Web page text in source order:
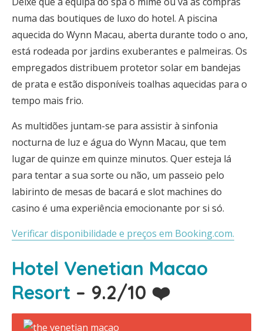
numa das boutiques de luxo do hotel. A piscina
aquecida do Wynn Macau, aberta durante todo o ano,
está rodeada por jardins exuberantes e palmeiras. Os
empregados distribuem protetor solar em bandejas
de prata e estão disponíveis toalhas aquecidas para o
tempo mais frio.
As multidões juntam-se para assistir à sinfonia
nocturna de luz e água do Wynn Macau, que tem
lugar de quinze em quinze minutos. Quer esteja lá
para tentar a sua sorte ou não, um passeio pelo
labirinto de mesas de bacará e slot machines do
casino é uma experiência emocionante por si só.
Verificar disponibilidade e preços em Booking.com.
Hotel Venetian Macao
Resort – 9.2/10 ❤️